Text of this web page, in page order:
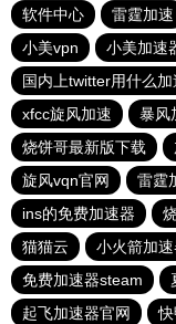
软件中心
雷霆加速
小美vpn
小美加速
国内上twitter用什么加
xfcc旋风加速
暴风
烧饼哥最新版下载
旋风vqn官网
雷霆
ins的免费加速器
猫猫云
小火箭加速
免费加速器steam
起飞加速器官网